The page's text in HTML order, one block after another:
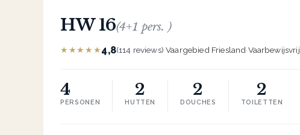
HW 16(4+1 pers. )
★★★★★4,8(114 reviews)·Vaargebied Friesland·Vaarbewijsvrij
4
PERSONEN
2
HUTTEN
2
DOUCHES
2
TOILETTEN